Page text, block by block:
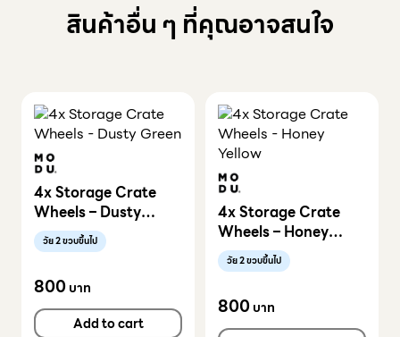
สินค้าอื่น ๆ ที่คุณอาจสนใจ
4x Storage Crate
Wheels – Dusty
Green
วัย 2 ขวบขึ้นไป
800บาท
Add to cart
4x Storage Crate
Wheels – Honey
Yellow
วัย 2 ขวบขึ้นไป
800บาท